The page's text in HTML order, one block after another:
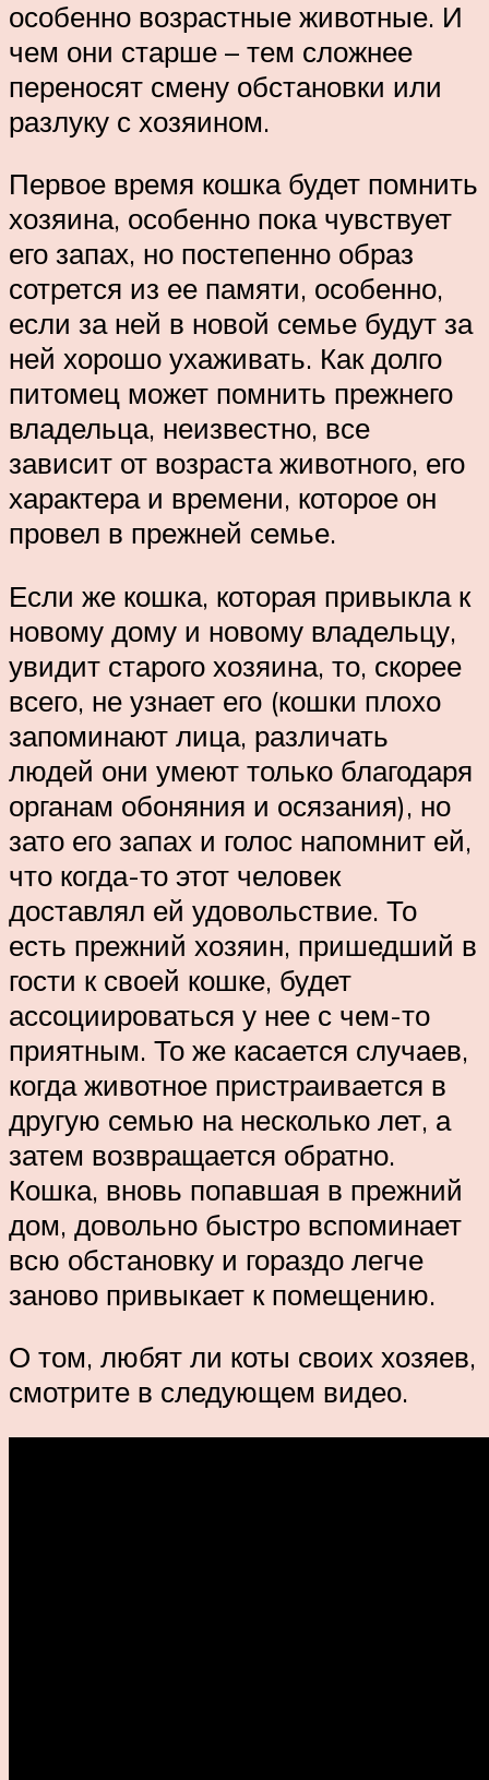
особенно возрастные животные. И
чем они старше – тем сложнее
переносят смену обстановки или
разлуку с хозяином.
Первое время кошка будет помнить
хозяина, особенно пока чувствует
его запах, но постепенно образ
сотрется из ее памяти, особенно,
если за ней в новой семье будут за
ней хорошо ухаживать. Как долго
питомец может помнить прежнего
владельца, неизвестно, все
зависит от возраста животного, его
характера и времени, которое он
провел в прежней семье.
Если же кошка, которая привыкла к
новому дому и новому владельцу,
увидит старого хозяина, то, скорее
всего, не узнает его (кошки плохо
запоминают лица, различать
людей они умеют только благодаря
органам обоняния и осязания), но
зато его запах и голос напомнит ей,
что когда-то этот человек
доставлял ей удовольствие. То
есть прежний хозяин, пришедший в
гости к своей кошке, будет
ассоциироваться у нее с чем-то
приятным. То же касается случаев,
когда животное пристраивается в
другую семью на несколько лет, а
затем возвращается обратно.
Кошка, вновь попавшая в прежний
дом, довольно быстро вспоминает
всю обстановку и гораздо легче
заново привыкает к помещению.
О том, любят ли коты своих хозяев,
смотрите в следующем видео.